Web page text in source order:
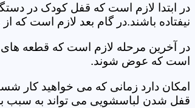
در ابتدا لازم است که قفل کودک در
نیفتاده باشند.در گام بعد لازم است
در آخرین مرحله لازم است که قطعه
است که عوض شوند.
امکان دارد زمانی که می خواهید کار
قفل شدن لباسشویی می تواند به سبب